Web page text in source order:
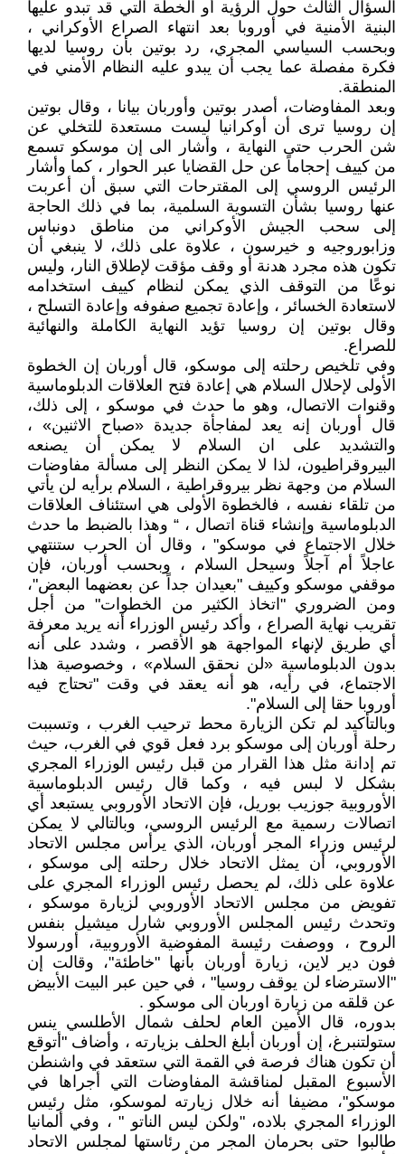
السؤال الثالث حول الرؤية أو الخطة التي قد تبدو عليها
البنية الأمنية في أوروبا بعد انتهاء الصراع الأوكراني ،
وبحسب السياسي المجري، رد بوتين بأن روسيا لديها
فكرة مفصلة عما يجب أن يبدو عليه النظام الأمني في
المنطقة.
وبعد المفاوضات، أصدر بوتين وأوربان بيانا ، وقال بوتين
إن روسيا ترى أن أوكرانيا ليست مستعدة للتخلي عن
شن الحرب حتى النهاية ، وأشار الى إن موسكو تسمع
من كييف إحجاماً عن حل القضايا عبر الحوار ، كما وأشار
الرئيس الروسي إلى المقترحات التي سبق أن أعربت
عنها روسيا بشأن التسوية السلمية، بما في ذلك الحاجة
إلى سحب الجيش الأوكراني من مناطق دونباس
وزابوروجيه و خيرسون ، علاوة على ذلك، لا ينبغي أن
تكون هذه مجرد هدنة أو وقف مؤقت لإطلاق النار، وليس
نوعًا من التوقف الذي يمكن لنظام كييف استخدامه
لاستعادة الخسائر ، وإعادة تجميع صفوفه وإعادة التسلح ،
وقال بوتين إن روسيا تؤيد النهاية الكاملة والنهائية
للصراع.
وفي تلخيص رحلته إلى موسكو، قال أوربان إن الخطوة
الأولى لإحلال السلام هي إعادة فتح العلاقات الدبلوماسية
وقنوات الاتصال، وهو ما حدث في موسكو ، إلى ذلك،
قال أوربان إنه يعد لمفاجأة جديدة «صباح الاثنين» ،
والتشديد على ان السلام لا يمكن أن يصنعه
البيروقراطيون، لذا لا يمكن النظر إلى مسألة مفاوضات
السلام من وجهة نظر بيروقراطية ، السلام برأيه لن يأتي
من تلقاء نفسه ، فالخطوة الأولى هي استئناف العلاقات
الدبلوماسية وإنشاء قناة اتصال ، “ وهذا بالضبط ما حدث
خلال الاجتماع في موسكو" ، وقال أن الحرب ستنتهي
عاجلاً أم آجلاً وسيحل السلام ، وبحسب أوربان، فإن
موقفي موسكو وكييف "بعيدان جداً عن بعضهما البعض"،
ومن الضروري "اتخاذ الكثير من الخطوات" من أجل
تقريب نهاية الصراع ، وأكد رئيس الوزراء أنه يريد معرفة
أي طريق لإنهاء المواجهة هو الأقصر ، وشدد على أنه
بدون الدبلوماسية «لن نحقق السلام» ، وخصوصية هذا
الاجتماع، في رأيه، هو أنه يعقد في وقت "تحتاج فيه
أوروبا حقا إلى السلام".
وبالتأكيد لم تكن الزيارة محط ترحيب الغرب ، وتسببت
رحلة أوربان إلى موسكو برد فعل قوي في الغرب، حيث
تم إدانة مثل هذا القرار من قبل رئيس الوزراء المجري
بشكل لا لبس فيه ، وكما قال رئيس الدبلوماسية
الأوروبية جوزيب بوريل، فإن الاتحاد الأوروبي يستبعد أي
اتصالات رسمية مع الرئيس الروسي، وبالتالي لا يمكن
لرئيس وزراء المجر أوربان، الذي يرأس مجلس الاتحاد
الأوروبي، أن يمثل الاتحاد خلال رحلته إلى موسكو ،
علاوة على ذلك، لم يحصل رئيس الوزراء المجري على
تفويض من مجلس الاتحاد الأوروبي لزيارة موسكو ،
وتحدث رئيس المجلس الأوروبي شارل ميشيل بنفس
الروح ، ووصفت رئيسة المفوضية الأوروبية، أورسولا
فون دير لاين، زيارة أوربان بأنها "خاطئة"، وقالت إن
"الاسترضاء لن يوقف روسيا" ، في حين عبر البيت الأبيض
عن قلقه من زيارة اوربان الى موسكو .
بدوره، قال الأمين العام لحلف شمال الأطلسي ينس
ستولتنبرغ، إن أوربان أبلغ الحلف بزيارته ، وأضاف "أتوقع
أن تكون هناك فرصة في القمة التي ستعقد في واشنطن
الأسبوع المقبل لمناقشة المفاوضات التي أجراها في
موسكو"، مضيفا أنه خلال زيارته لموسكو، مثل رئيس
الوزراء المجري بلاده، "ولكن ليس الناتو " ، وفي ألمانيا
طالبوا حتى بحرمان المجر من رئاستها لمجلس الاتحاد